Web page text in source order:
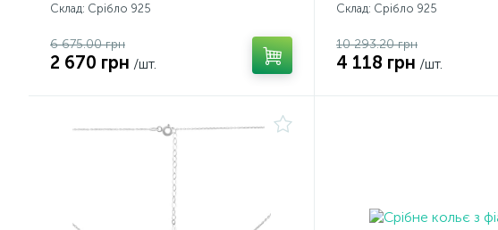
Склад: Срібло 925
6 675.00 грн
2 670 грн /шт.
Склад: Срібло 925
10 293.20 грн
4 118 грн /шт.